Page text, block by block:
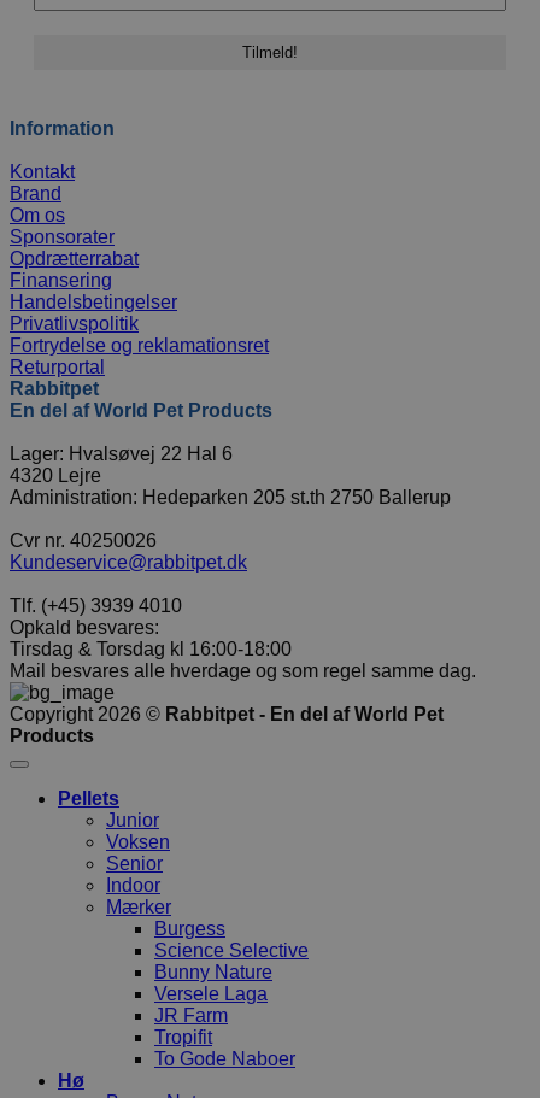
Information
Kontakt
Brand
Om os
Sponsorater
Opdrætterrabat
Finansering
Handelsbetingelser
Privatlivspolitik
Fortrydelse og reklamationsret
Returportal
Rabbitpet
En del af World Pet Products
Lager: Hvalsøvej 22 Hal 6
4320 Lejre
Administration: Hedeparken 205 st.th 2750 Ballerup
Cvr nr. 40250026
Kundeservice@rabbitpet.dk
Tlf. (+45) 3939 4010
Opkald besvares:
Tirsdag & Torsdag kl 16:00-18:00
Mail besvares alle hverdage og som regel samme dag.
Copyright 2026 © Rabbitpet - En del af World Pet
Products
Pellets
Junior
Voksen
Senior
Indoor
Mærker
Burgess
Science Selective
Bunny Nature
Versele Laga
JR Farm
Tropifit
To Gode Naboer
Hø